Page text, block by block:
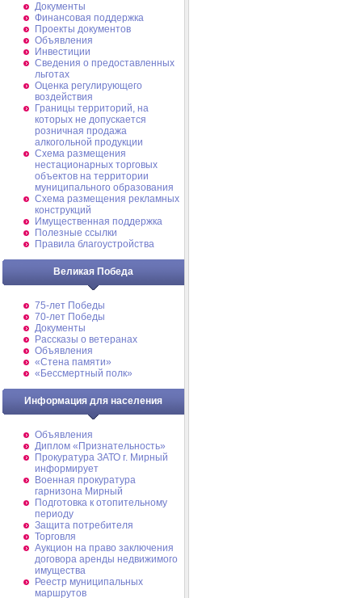
Документы
Финансовая поддержка
Проекты документов
Объявления
Инвестиции
Сведения о предоставленных
льготах
Оценка регулирующего
воздействия
Границы территорий, на
которых не допускается
розничная продажа
алкогольной продукции
Схема размещения
нестационарных торговых
объектов на территории
муниципального образования
Схема размещения рекламных
конструкций
Имущественная поддержка
Полезные ссылки
Правила благоустройства
Великая Победа
75-лет Победы
70-лет Победы
Документы
Рассказы о ветеранах
Объявления
«Стена памяти»
«Бессмертный полк»
Информация для населения
Объявления
Диплом «Признательность»
Прокуратура ЗАТО г. Мирный
информирует
Военная прокуратура
гарнизона Мирный
Подготовка к отопительному
периоду
Защита потребителя
Торговля
Аукцион на право заключения
договора аренды недвижимого
имущества
Реестр муниципальных
маршрутов